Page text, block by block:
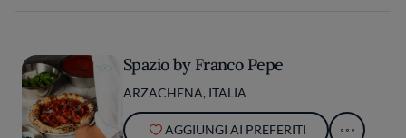
Spazio by Franco Pepe
ARZACHENA, ITALIA
AGGIUNGI AI PREFERITI